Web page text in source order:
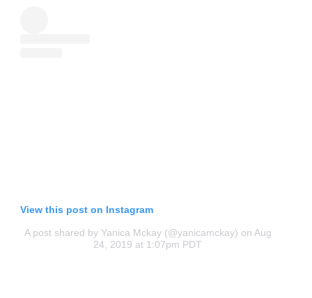
View this post on Instagram
A post shared by Yanica Mckay (@yanicamckay) on Aug
24, 2019 at 1:07pm PDT